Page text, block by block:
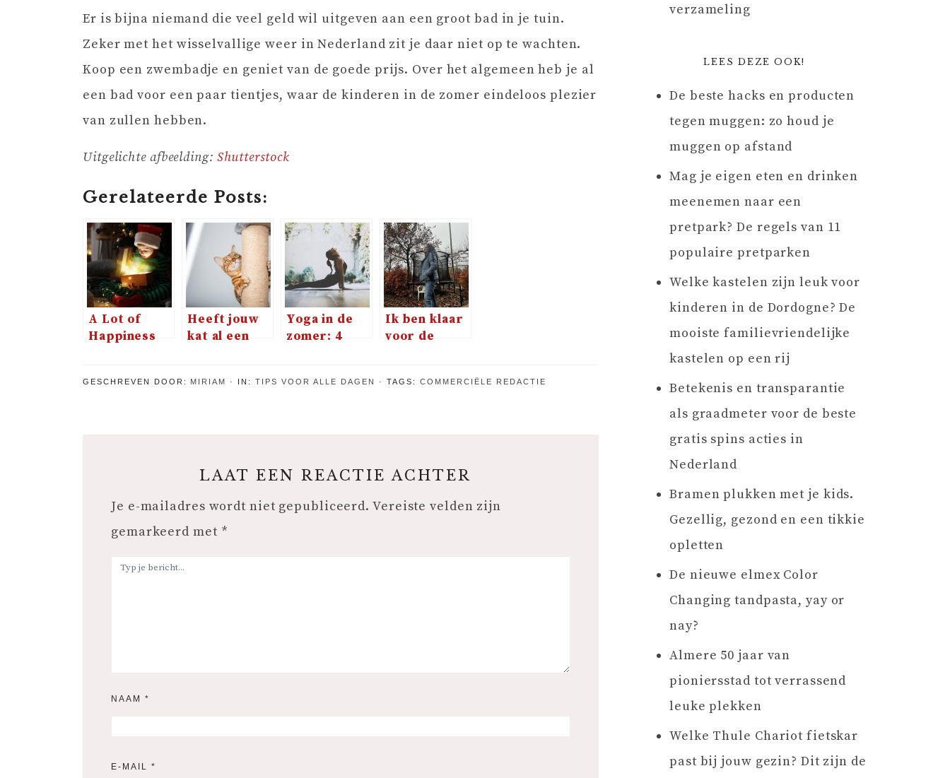
Er is bijna niemand die veel geld wil uitgeven aan een groot bad in je tuin.
Zeker met het wisselvallige weer in Nederland zit je daar niet op te wachten.
Koop een zwembadje en geniet van de goede prijs. Over het algemeen heb je al
een bad voor een paar tientjes, waar de kinderen in de zomer eindeloos plezier
van zullen hebben.
Uitgelichte afbeelding: Shutterstock
Gerelateerde Posts:
A Lot of
Happiness
deze Kerst?
Heeft jouw
kat al een
Yoga in de
zomer: 4
Ik ben klaar
voor de
GESCHREVEN DOOR: MIRIAM IN: TIPS VOOR ALLE DAGEN TAGS: COMMERCIËLE REDACTIE
LAAT EEN REACTIE ACHTER
Je e-mailadres wordt niet gepubliceerd. Vereiste velden zijn
gemarkeerd met *
NAAM *
E-MAIL *
verzameling
LEES DEZE OOK!
De beste hacks en producten
tegen muggen: zo houd je
muggen op afstand
Mag je eigen eten en drinken
meenemen naar een
pretpark? De regels van 11
populaire pretparken
Welke kastelen zijn leuk voor
kinderen in de Dordogne? De
mooiste familievriendelijke
kastelen op een rij
Betekenis en transparantie
als graadmeter voor de beste
gratis spins acties in
Nederland
Bramen plukken met je kids.
Gezellig, gezond en een tikkie
opletten
De nieuwe elmex Color
Changing tandpasta, yay or
nay?
Almere 50 jaar van
pioniersstad tot verrassend
leuke plekken
Welke Thule Chariot fietskar
past bij jouw gezin? Dit zijn de